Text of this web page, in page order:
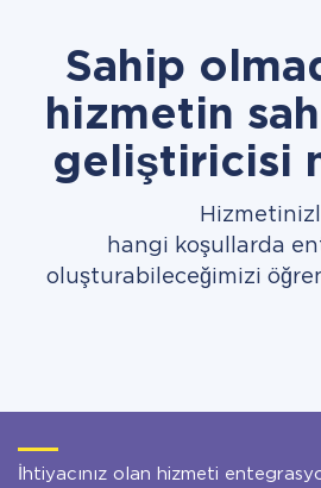
Sahip
hizmetin
geliştiricisi
hangi koşullarda
oluşturabileceğimizi
İhtiyacınız olan hizmeti